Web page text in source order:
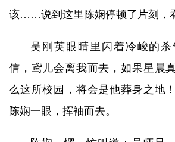
该……说到这里陈娴停顿了片刻，
吴刚英眼睛里闪着冷峻的
信，鸢儿会离我而去，如果星晨
么这所校园，将会是他葬身之地
陈娴一眼，挥袖而去。